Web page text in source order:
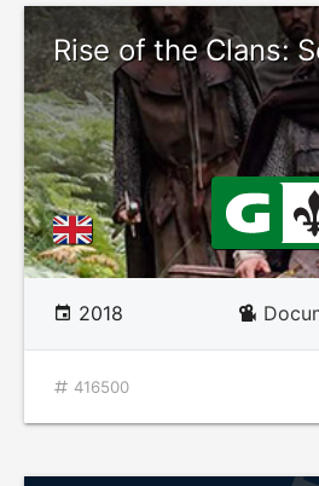
Rise of the Clans:
2018
416500